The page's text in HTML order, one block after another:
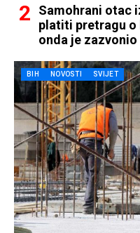
Samohrani otac
platiti pretragu o
onda je
BIH NOVOSTI SVIJET